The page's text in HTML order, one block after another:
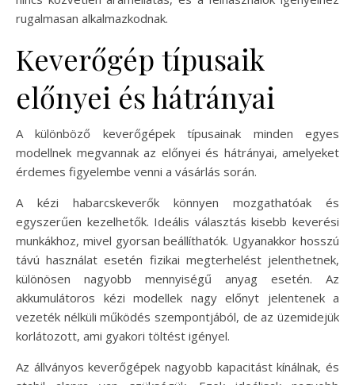
rugalmasan alkalmazkodnak.
Keverőgép típusaik
előnyei és hátrányai
A különböző keverőgépek típusainak minden egyes
modellnek megvannak az előnyei és hátrányai, amelyeket
érdemes figyelembe venni a vásárlás során.
A kézi habarcskeverők könnyen mozgathatóak és
egyszerűen kezelhetők. Ideális választás kisebb keverési
munkákhoz, mivel gyorsan beállíthatók. Ugyanakkor hosszú
távú használat esetén fizikai megterhelést jelenthetnek,
különösen nagyobb mennyiségű anyag esetén. Az
akkumulátoros kézi modellek nagy előnyt jelentenek a
vezeték nélküli működés szempontjából, de az üzemidejük
korlátozott, ami gyakori töltést igényel.
Az állványos keverőgépek nagyobb kapacitást kínálnak, és